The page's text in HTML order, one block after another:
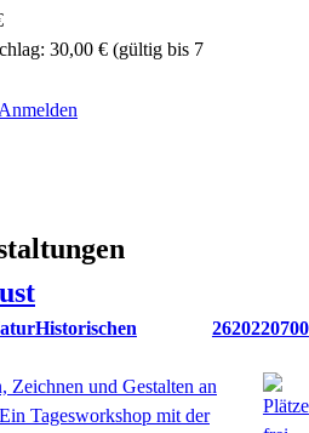
30,00 € (gültig bis 7
Anmelden
2620220700
Zeichnen und Gestalten an
Tagesworkshop mit der